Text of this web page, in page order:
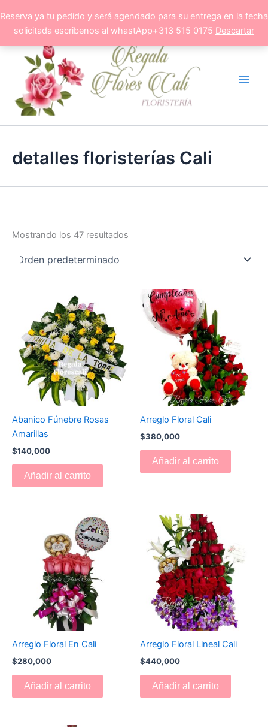
Reserva ya tu pedido y será agendado para su entrega en la fecha
solicitada escribenos al whastApp+313 515 0175 Descartar
al
contenido
detalles floristerías Cali
Mostrando los 47 resultados
Abanico Fúnebre Rosas
Amarillas
$140,000
Añadir al carrito
Arreglo Floral Cali
$380,000
Añadir al carrito
Arreglo Floral En Cali
$280,000
Añadir al carrito
Arreglo Floral Lineal Cali
$440,000
Añadir al carrito